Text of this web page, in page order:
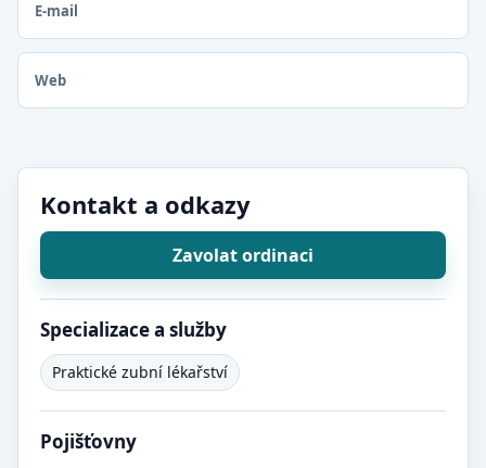
E-mail
Web
Kontakt a odkazy
Zavolat ordinaci
Specializace a služby
Praktické zubní lékařství
Pojišťovny